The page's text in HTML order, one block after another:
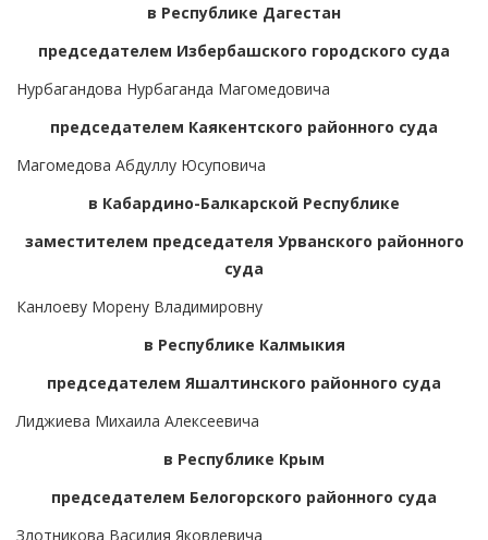
в Республике Дагестан
председателем Избербашского городского суда
Нурбагандова Нурбаганда Магомедовича
председателем Каякентского районного суда
Магомедова Абдуллу Юсуповича
в Кабардино-Балкарской Республике
заместителем председателя Урванского районного
суда
Канлоеву Морену Владимировну
в Республике Калмыкия
председателем Яшалтинского районного суда
Лиджиева Михаила Алексеевича
в Республике Крым
председателем Белогорского районного суда
Злотникова Василия Яковлевича